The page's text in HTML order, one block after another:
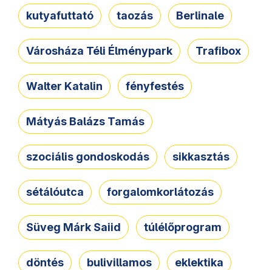
kutyafuttató taozás Berlinale
Városháza Téli Élménypark Trafibox
Walter Katalin fényfestés
Mátyás Balázs Tamás
szociális gondoskodás sikkasztás
sétálóutca forgalomkorlátozás
Süveg Márk Saiid túlélőprogram
döntés bulivillamos eklektika